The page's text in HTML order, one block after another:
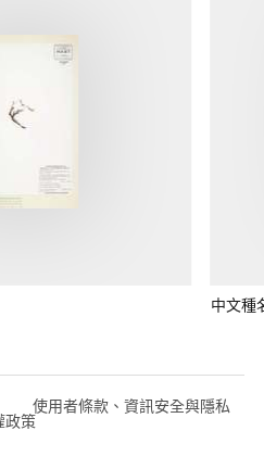
中文種
使用者條款、資訊安全與隱私
政策